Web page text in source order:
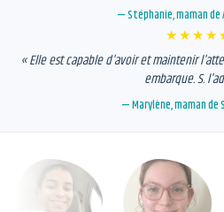
— Stéphanie, maman de
« Elle est capable d'avoir et maintenir
embarque. S.
— Marylène, maman de